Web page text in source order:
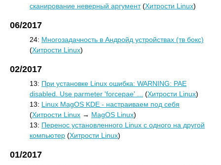
сканирование неверный аргумент (Хитрости Linux)
06/2017
24: Многозадачность в Андройд устройствах (тв бокс)
(Хитрости Linux)
02/2017
13: При установке Linux ошибка: WARNING: PAE
disabled. Use parmeter 'forcepae' ...
(Хитрости Linux)
13: Linux MagOS KDE - настраиваем под себя
(Хитрости Linux → MagOS Linux)
13: Перенос установленного Linux с одного на другой
компьютер (Хитрости Linux)
01/2017